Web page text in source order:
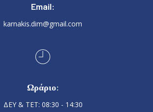
Email:
karnakis.dim@gmail.com
Ωράριο:
ΔΕΥ & ΤΕΤ: 08:30 - 14:30